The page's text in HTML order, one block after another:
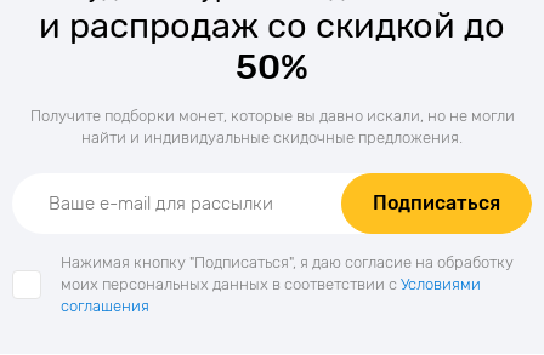
и распродаж со скидкой до
50%
Получите подборки монет, которые вы давно искали, но не могли
найти и индивидуальные скидочные предложения.
Подписаться
Нажимая кнопку "Подписаться", я даю согласие на обработку
моих персональных данных в соответствии с Условиями
соглашения